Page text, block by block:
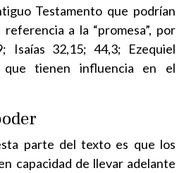
Testamento que podrían
a la “promesa”, por
Isaías 32,15; 44,3; Ezequiel
tienen influencia en el
parte del texto es que los
capacidad de llevar adelante